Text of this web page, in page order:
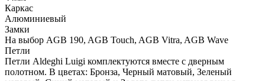
Каркас
Алюминиевый
Замки
На выбор AGB 190, AGB Touch, AGB Vitra, AGB Wave
Петли
Петли Aldeghi Luigi комплектуются вместе с дверным
полотном. В цветах: Бронза, Черный матовый, Зеленый